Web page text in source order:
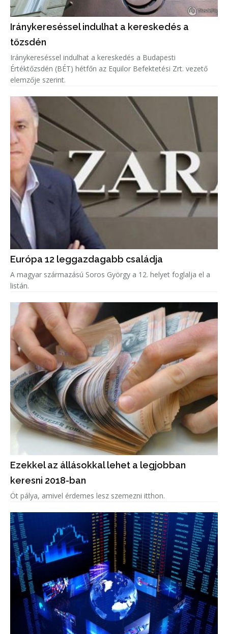
Iránykereséssel indulhat a kereskedés a
tőzsdén
Iránykereséssel indulhat a kereskedés a Budapesti
Értéktőzsdén (BÉT) hétfőn az Equilor Befektetési Zrt. vezető
elemzője szerint.
Európa 12 leggazdagabb családja
A magyar származású Soros György a 12. helyet foglalja el a
listán.
Ezekkel az állásokkal lehet a legjobban
keresni 2018-ban
Öt pálya, amivel érdemes lesz szemezni itthon.